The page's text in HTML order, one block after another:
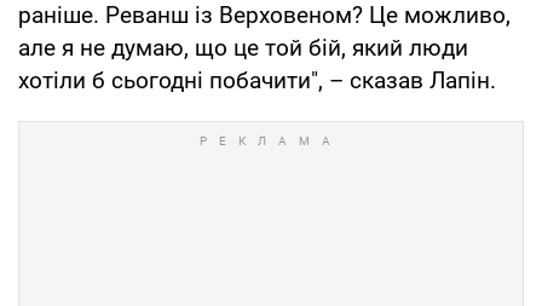
раніше. Реванш із Верховеном? Це можливо,
але я не думаю, що це той бій, який люди
хотіли б сьогодні побачити", – сказав Лапін.